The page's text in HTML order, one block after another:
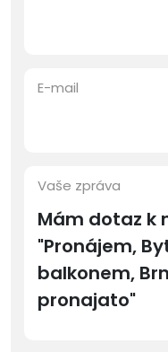
E-mail
Vaše zpráva